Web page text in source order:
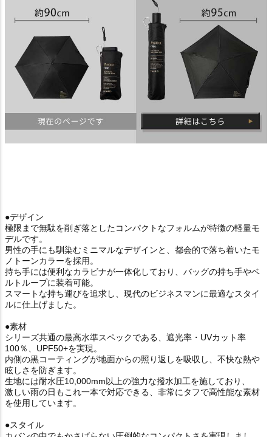
●デザイン
極限まで無駄を削ぎ落としたコンパクトなフォルムが特徴の軽量モ
デルです。
男性の手にも馴染むミニマルなデザインと、都会的で落ち着いたモ
ノトーンカラーを採用。
持ち手には便利なカラビナが一体化しており、バッグの持ち手やベ
ルトループに装着可能。
スマートな持ち運びを追求し、現代のビジネスマンに最適なスタイ
ルに仕上げました。
●素材
シリーズ共通の最高水準スペックである、遮光率・UVカット率
100％、UPF50+を実現。
内側の黒コーティングが地面からの照り返しを吸収し、不快な熱や
眩しさを防ぎます。
生地には耐水圧10,000mm以上の強力な撥水加工を施しており、
激しい雨の日もこれ一本で対応できる、非常にタフで高性能な素材
を使用しています。
●スタイル